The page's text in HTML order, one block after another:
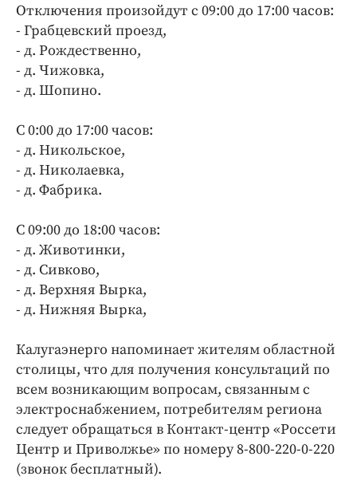
Отключения произойдут с 09:00 до 17:00 часов:
- Грабцевский проезд,
- д. Рождественно,
- д. Чижовка,
- д. Шопино.
С 0:00 до 17:00 часов:
- д. Никольское,
- д. Николаевка,
- д. Фабрика.
С 09:00 до 18:00 часов:
- д. Животинки,
- д. Сивково,
- д. Верхняя Вырка,
- д. Нижняя Вырка,
Калугаэнерго напоминает жителям областной
столицы, что для получения консультаций по
всем возникающим вопросам, связанным с
электроснабжением, потребителям региона
следует обращаться в Контакт-центр «Россети
Центр и Приволжье» по номеру 8-800-220-0-220
(звонок бесплатный).